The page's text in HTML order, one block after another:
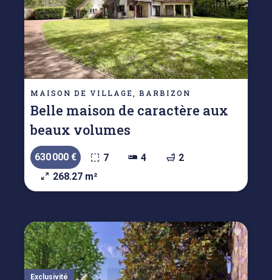
MAISON DE VILLAGE, BARBIZON
Belle maison de caractère aux
beaux volumes
630 000 € 7 4
2
268.27 m²
Exclusivité